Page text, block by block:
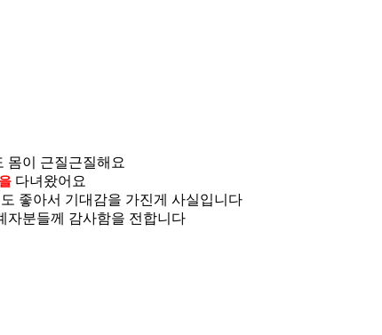
몸이 근질근질해요
다녀왔어요
좋아서 기대감을 가진게 사실입니다
자분들께 감사함을 전합니다